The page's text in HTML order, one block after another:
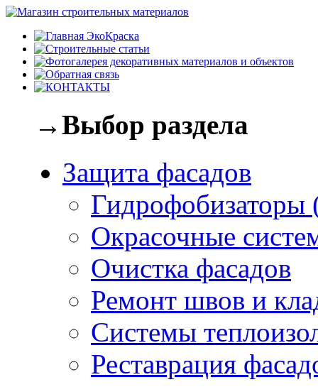
→Выбор раздела
Защита фасадов
Гидрофобизаторы
Окрасочные
Очистка фасадов
Ремонт швов и
Системы
Реставрация